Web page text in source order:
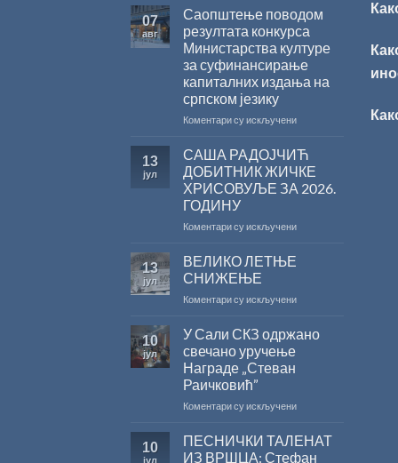
07
авг
Саопштење поводом
резултата конкурса
Министарства културе
за суфинансирање
капиталних издања на
српском језику
Коментари су искљученина
поводом
резултата
конкурса
Министарства
за
српском
13
јул
САША РАДОЈЧИЋ
ДОБИТНИК ЖИЧКЕ
ХРИСОВУЉЕ ЗА 2026.
ГОДИНУ
Коментари су искљученина
ХРИСОВУЉЕ
2026.
13
јул
ВЕЛИКО ЛЕТЊЕ
СНИЖЕЊЕ
Коментари су искљученина
10
јул
У Сали СКЗ одржано
свечано уручење
Награде „Стеван
Раичковић”
Коментари су искљученина
Сали
СКЗ
10
јул
ПЕСНИЧКИ ТАЛЕНАТ
ИЗ ВРШЦА: Стефан